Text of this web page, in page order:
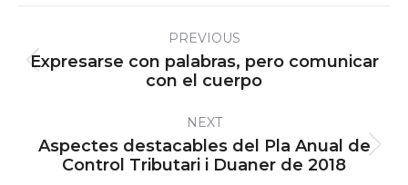
navigationPREVIOUS
Previous
post:
Expresarse con palabras, pero comunicar
con el cuerpo
NEXT
Next
post:
Aspectes destacables del Pla Anual de
Control Tributari i Duaner de 2018